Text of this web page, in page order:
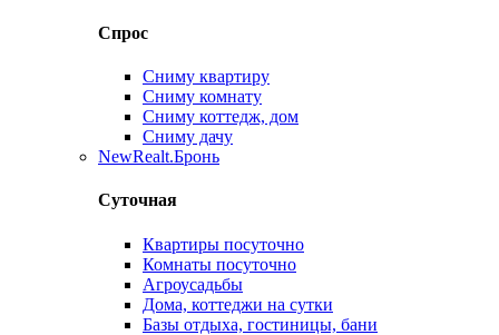
Спрос
Сниму квартиру
Сниму комнату
Сниму коттедж, дом
Сниму дачу
NewRealt.Бронь
Суточная
Квартиры посуточно
Комнаты посуточно
Агроусадьбы
Дома, коттеджи на сутки
Базы отдыха, гостиницы, бани